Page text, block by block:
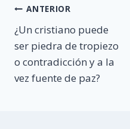
Navegación
de
entradas
ANTERIOR
¿Un cristiano puede
ser piedra de tropiezo
o contradicción y a la
vez fuente de paz?